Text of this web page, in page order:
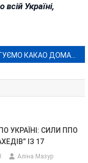
Україні,
ГОТУЄМО КАКАО ДОМА: 5 РЕЦЕПТІВ
УКРАЇНІ: СИЛИ ППО
ІЗ 17
Аліна Мазур